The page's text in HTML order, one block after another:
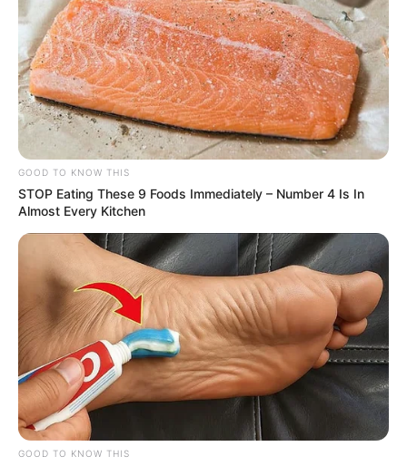
GOOD TO KNOW THIS
STOP Eating These 9 Foods Immediately – Number 4 Is In
Almost Every Kitchen
GOOD TO KNOW THIS